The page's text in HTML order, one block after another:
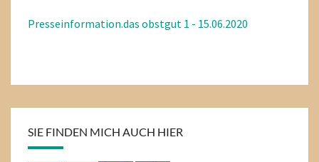
Presseinformation.das obstgut 1 - 15.06.2020
SIE FINDEN MICH AUCH HIER